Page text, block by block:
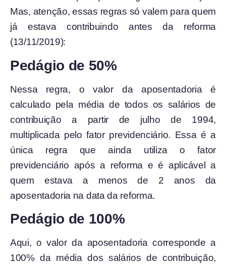
Mas, atenção, essas regras só valem para quem
já estava contribuindo antes da reforma
(13/11/2019):
Pedágio de 50%
Nessa regra, o valor da aposentadoria é
calculado pela média de todos os salários de
contribuição a partir de julho de 1994,
multiplicada pelo fator previdenciário. Essa é a
única regra que ainda utiliza o fator
previdenciário após a reforma e é aplicável a
quem estava a menos de 2 anos da
aposentadoria na data da reforma.
Pedágio de 100%
Aqui, o valor da aposentadoria corresponde a
100% da média dos salários de contribuição,